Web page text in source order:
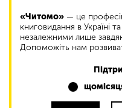
«Читомо» — це
книговидання в Україні
незалежними лише
Допоможіть нам